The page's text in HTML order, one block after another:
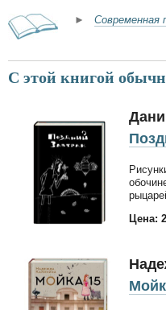
► Современная
С этой книгой
Цена: